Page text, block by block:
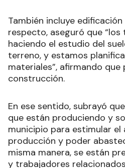
También incluye
respecto, aseguró que
haciendo el estudio del
terreno, y estamos
materiales”, afirmando
construcción.
En ese sentido, subrayó
que están produciendo y
municipio para estimular el
producción y poder
misma manera, se están
y trabajadores